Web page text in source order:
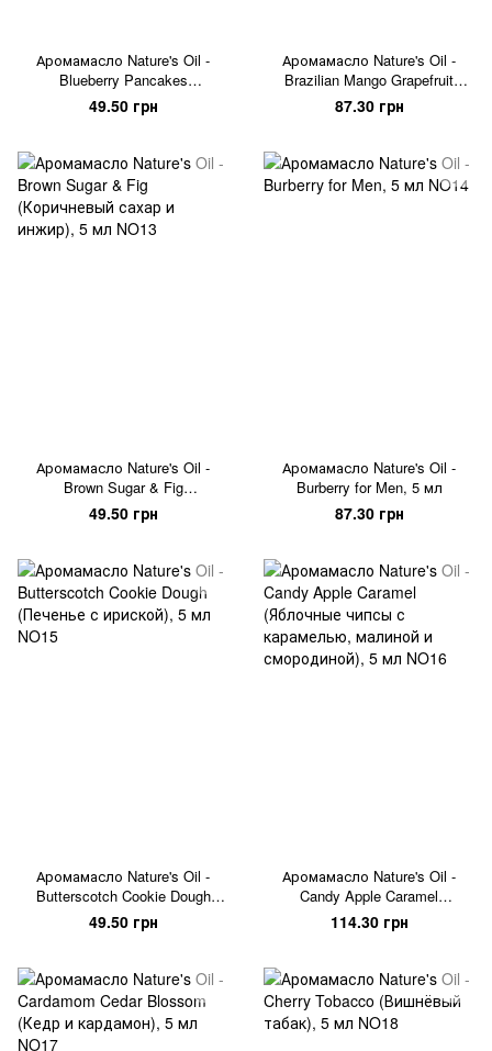
Аромамасло Nature's Oil -
Blueberry Pancakes
(Черничные оладьи), 5 мл
49.50 грн
Аромамасло Nature's Oil -
Brazilian Mango Grapefruit
(Бразильский манго и
грейпфрут), 5 мл
87.30 грн
Аромамасло Nature's Oil -
Brown Sugar & Fig
(Коричневый сахар и инжир),
49.50 грн
Аромамасло Nature's Oil -
Burberry for Men, 5 мл
87.30 грн
Аромамасло Nature's Oil -
Butterscotch Cookie Dough
(Печенье с ириской), 5 мл
49.50 грн
Аромамасло Nature's Oil -
Candy Apple Caramel
(Яблочные чипсы с
карамелью, малиной и
114.30 грн